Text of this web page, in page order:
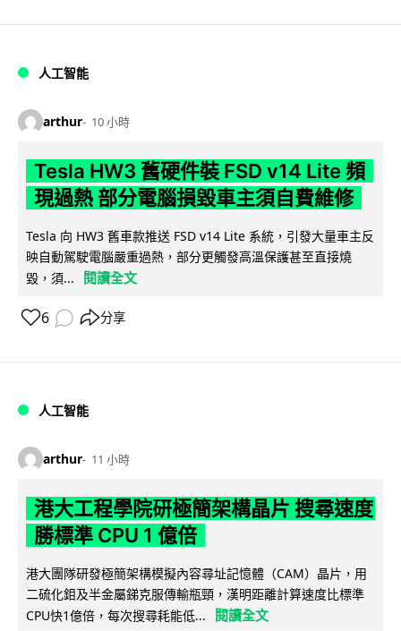
人工智能
arthur 10 小時
Tesla HW3 舊硬件裝 FSD v14 Lite 頻
現過熱 部分電腦損毀車主須自費維修
Tesla 向 HW3 舊車款推送 FSD v14 Lite 系統，引發大量車主反
映自動駕駛電腦嚴重過熱，部分更觸發高溫保護甚至直接燒
毀，須...
閱讀全文
6 分享
人工智能
arthur 11 小時
港大工程學院研極簡架構晶片 搜尋速度
勝標準 CPU 1 億倍
港大團隊研發極簡架構模擬內容尋址記憶體（CAM）晶片，用
二硫化鉬及半金屬銻克服傳輸瓶頸，漢明距離計算速度比標準
CPU快1億倍，每次搜尋耗能低...
閱讀全文